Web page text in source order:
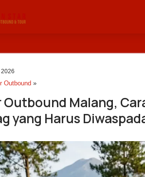
Outbound »
Outbound Malang,
yang Harus